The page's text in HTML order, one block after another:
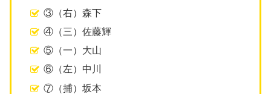
③（右）森下
④（三）佐藤輝
⑤（一）大山
⑥（左）中川
⑦（捕）坂本